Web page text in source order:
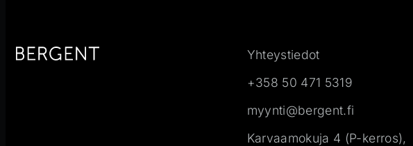
Yhteystiedot
+358 50 471 5319
myynti@bergent.fi
Karvaamokuja 4 (P-kerros),